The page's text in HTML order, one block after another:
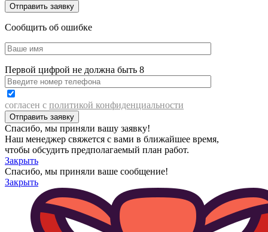
Сообщить об ошибке
Первой цифрой не должна быть 8
согласен с политикой конфиденциальности
Спасибо, мы приняли вашу заявку!
Наш менеджер свяжется с вами в ближайшее время,
чтобы обсудить предполагаемый план работ.
Закрыть
Спасибо, мы приняли ваше сообщение!
Закрыть